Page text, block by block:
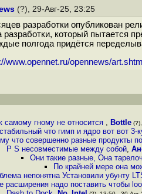
(?), 29-Авг-25, 23:25
разработки опубликован
который пытается
полгода придётся
www.opennet.ru/opennews/
самому гному не относится , Bottle
что гимп и ядро вот вот
что совершенно разные продукты
P S несовместимые между собой,
Они такие разные, Она
По крайней мере она
непонятна Установили убунту
расширения надо поставить чтобы